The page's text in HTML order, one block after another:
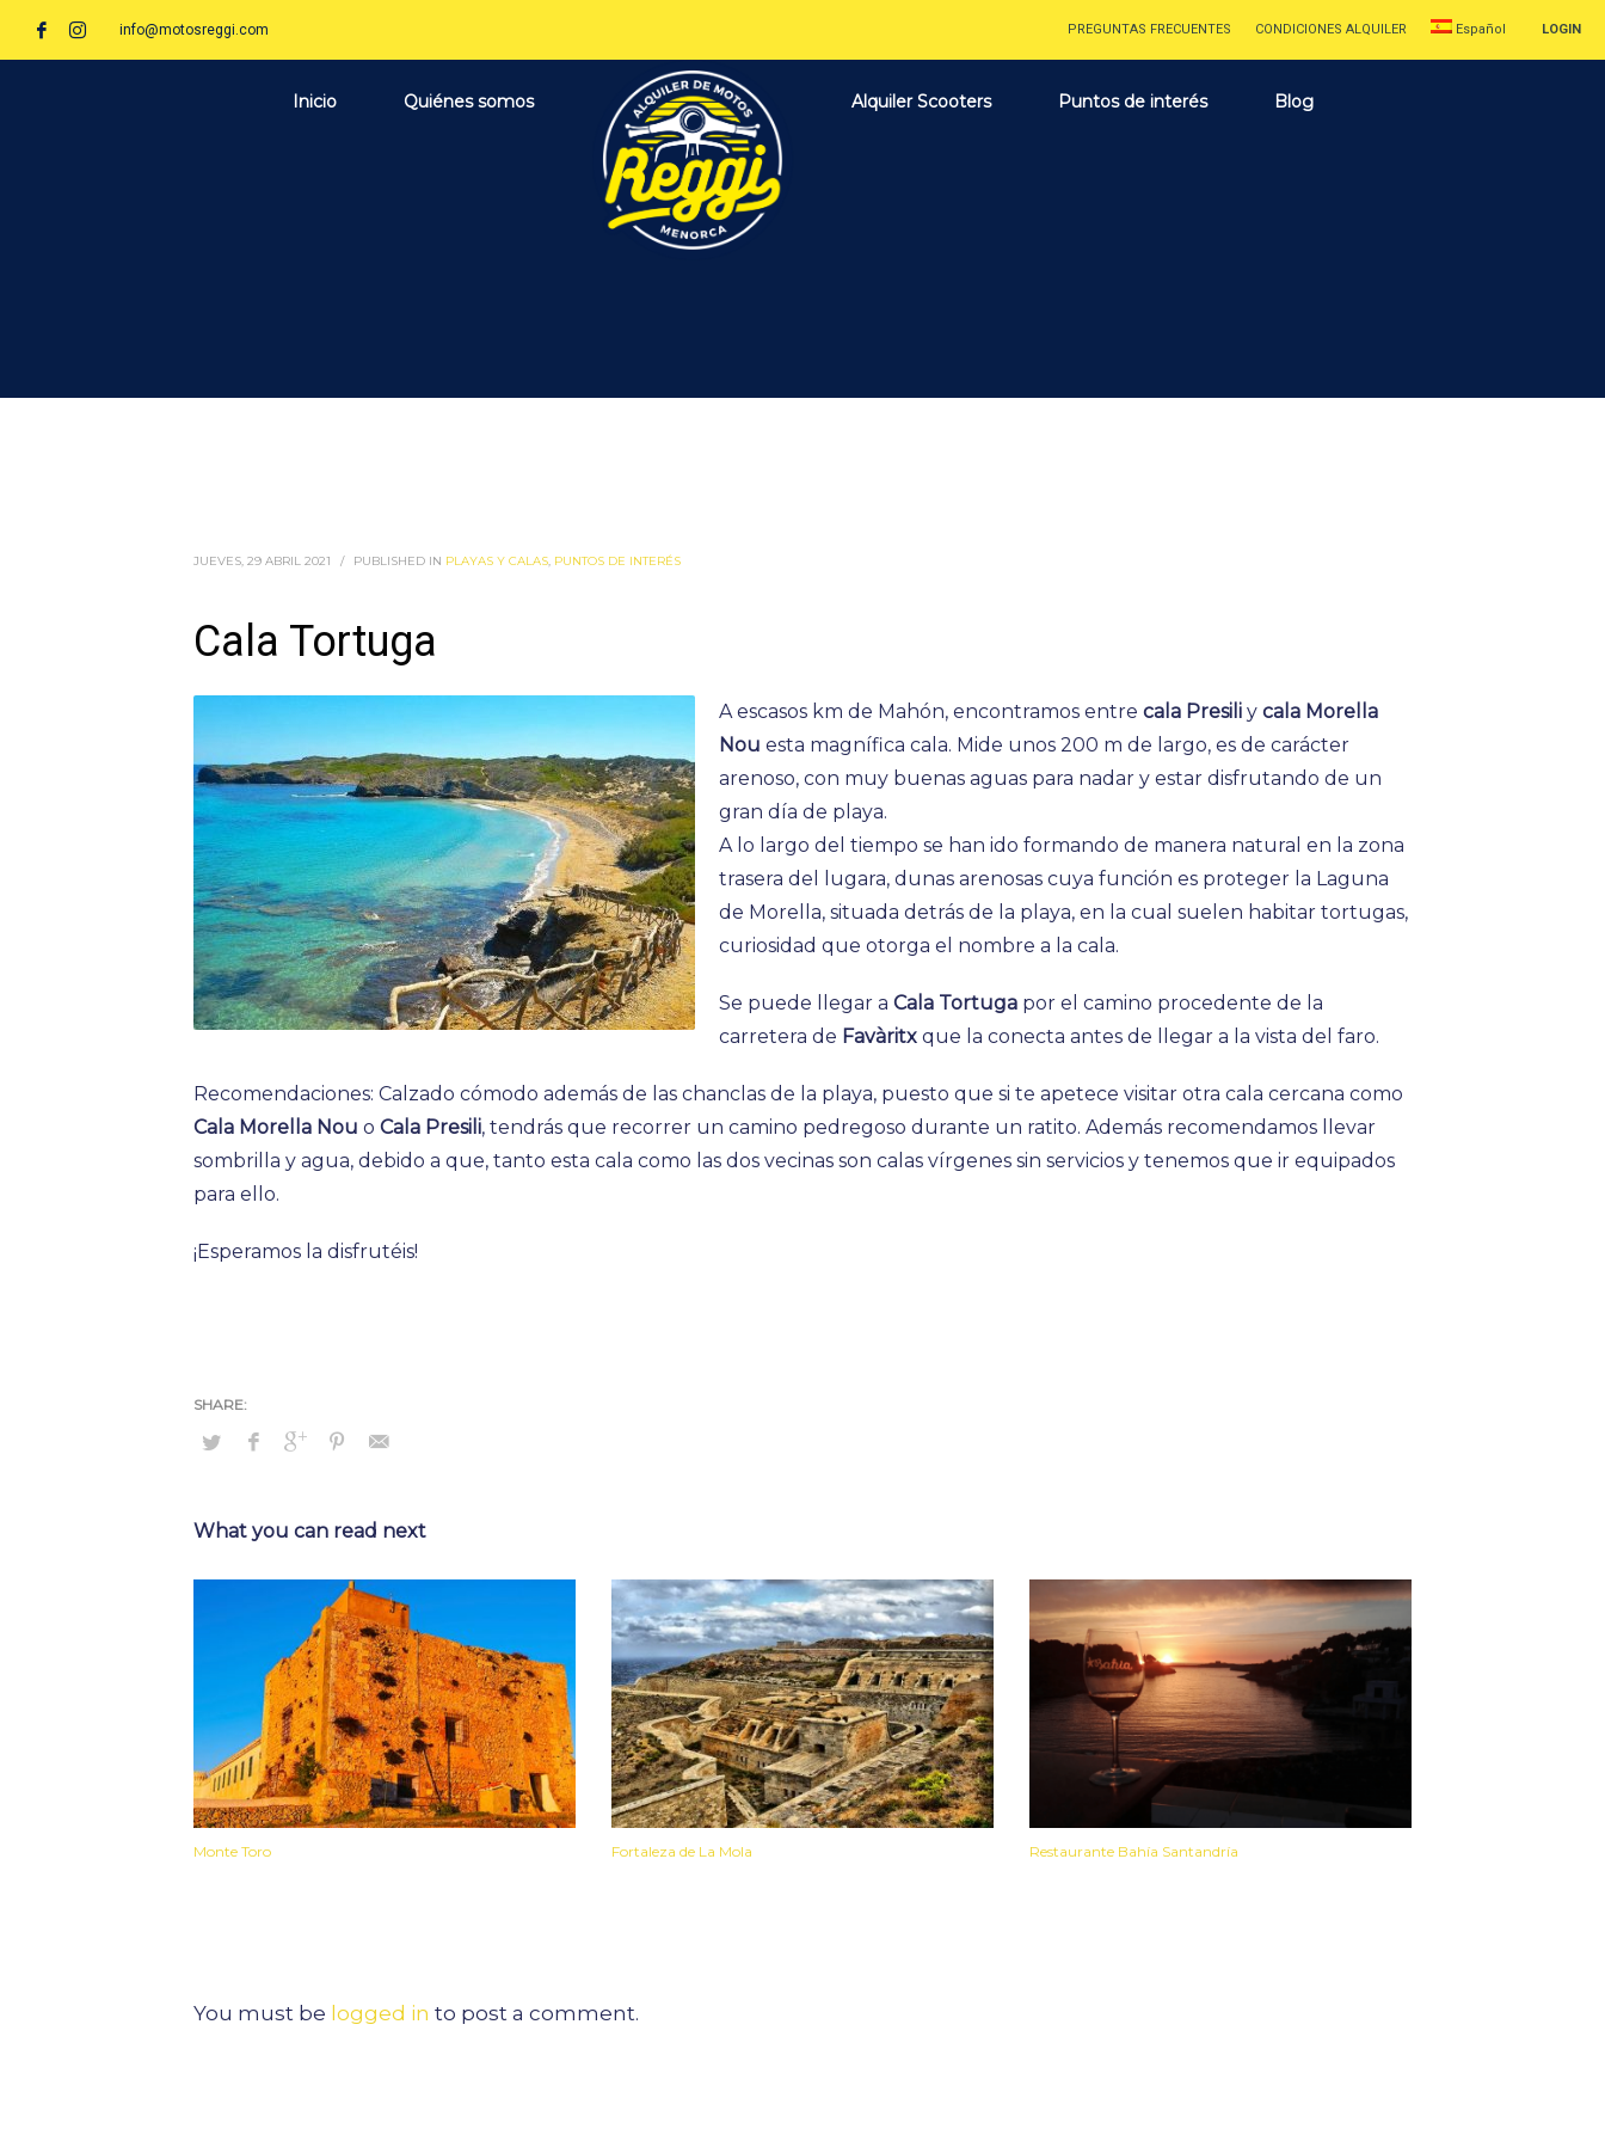
info@motosreggi.com PREGUNTAS FRECUENTES CONDICIONES ALQUILER Español LOGIN
Inicio Quiénes somos Alquiler Scooters Puntos de interés Blog
JUEVES, 29 ABRIL 2021 / PUBLISHED IN PLAYAS Y CALAS, PUNTOS DE INTERÉS
Cala Tortuga
A escasos km de Mahón, encontramos entre cala Presili y cala Morella
Nou esta magnífica cala. Mide unos 200 m de largo, es de carácter
arenoso, con muy buenas aguas para nadar y estar disfrutando de un
gran día de playa.
A lo largo del tiempo se han ido formando de manera natural en la zona
trasera del lugara, dunas arenosas cuya función es proteger la Laguna
de Morella, situada detrás de la playa, en la cual suelen habitar tortugas,
curiosidad que otorga el nombre a la cala.
Se puede llegar a Cala Tortuga por el camino procedente de la
carretera de Favàritx que la conecta antes de llegar a la vista del faro.
Recomendaciones: Calzado cómodo además de las chanclas de la playa, puesto que si te apetece visitar otra cala cercana como
Cala Morella Nou o Cala Presili, tendrás que recorrer un camino pedregoso durante un ratito. Además recomendamos llevar
sombrilla y agua, debido a que, tanto esta cala como las dos vecinas son calas vírgenes sin servicios y tenemos que ir equipados
para ello.
¡Esperamos la disfrutéis!
What you can read next
Monte Toro Fortaleza de La Mola Restaurante Bahía Santandría
You must be logged in to post a comment.